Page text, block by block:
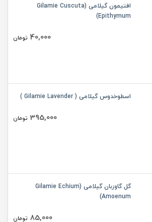
افتیمون گیلامی (Gilamie Cuscuta
Epithymum)
40,000 تومان
اسطوخدوس گیلامی ( Gilamie Lavender )
395,000 تومان
گل گاوزبان گیلامی (Gilamie Echium
Amoenum)
85,000 تومان